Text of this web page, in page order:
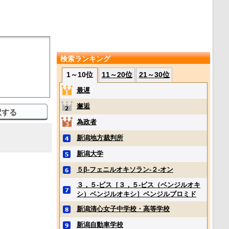
検索ランキング
1～10位
11～20位 21～30位
最遅
邂逅
為政者
新潟地方裁判所
新潟大学
５β‐フェニルオキソラン‐２‐オン
３，５‐ビス［３，５‐ビス（ベンジルオキ
シ）ベンジルオキシ］ベンジルブロミド
新潟清心女子中学校・高等学校
新潟自動車学校